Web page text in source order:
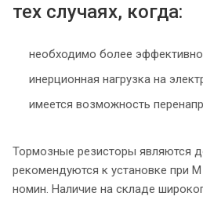
тех случаях, когда:
необходимо более
инерционная нагрузка на
имеется возможность
Тормозные резисторы являются
рекомендуются к установке при
номин. Наличие на складе